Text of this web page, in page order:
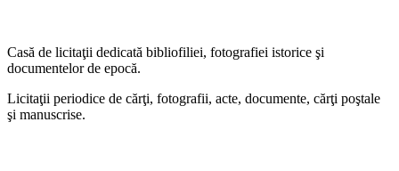
Casă de licitaţii dedicată bibliofiliei, fotografiei istorice şi
documentelor de epocă.
Licitaţii periodice de cărţi, fotografii, acte, documente, cărţi poştale
şi manuscrise.